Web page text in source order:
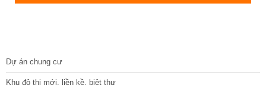
Dự án chung cư
Khu đô thị mới, liền kề, biệt thự